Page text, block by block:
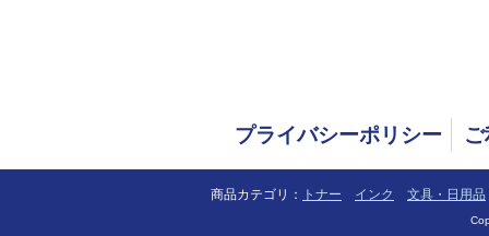
プライバシーポリシー
商品カテゴリ： トナー インク 文具・日用品